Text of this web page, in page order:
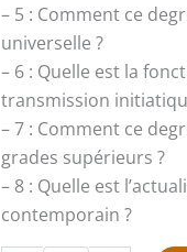
– 5 : Comment ce
universelle ?
– 6 : Quelle est la
transmission
– 7 : Comment ce
grades supérieurs ?
– 8 : Quelle est
contemporain ?